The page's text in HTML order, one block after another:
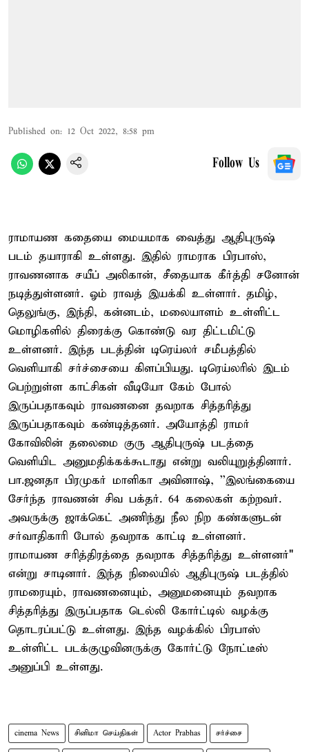
Published on: 12 Oct 2022, 8:58 pm
Follow Us
ராமாயண கதையை மையமாக வைத்து ஆதிபுருஷ்
படம் தயாராகி உள்ளது. இதில் ராமராக பிரபாஸ்,
ராவணனாக சயீப் அலிகான், சீதையாக கீர்த்தி சனோன்
நடித்துள்ளனர். ஓம் ராவத் இயக்கி உள்ளார். தமிழ்,
தெலுங்கு, இந்தி, கன்னடம், மலையாளம் உள்ளிட்ட
மொழிகளில் திரைக்கு கொண்டு வர திட்டமிட்டு
உள்ளனர். இந்த படத்தின் டிரெய்லர் சமீபத்தில்
வெளியாகி சர்ச்சையை கிளப்பியது. டிரெய்லரில் இடம்
பெற்றுள்ள காட்சிகள் வீடியோ கேம் போல்
இருப்பதாகவும் ராவணனை தவறாக சித்தரித்து
இருப்பதாகவும் கண்டித்தனர். அயோத்தி ராமர்
கோவிலின் தலைமை குரு ஆதிபுருஷ் படத்தை
வெளியிட அனுமதிக்கக்கூடாது என்று வலியுறுத்தினார்.
பா.ஜனதா பிரமுகர் மாளிகா அவினாஷ், ''இலங்கையை
சேர்ந்த ராவணன் சிவ பக்தர். 64 கலைகள் கற்றவர்.
அவருக்கு ஜாக்கெட் அணிந்து நீல நிற கண்களுடன்
சர்வாதிகாரி போல் தவறாக காட்டி உள்ளனர்.
ராமாயண சரித்திரத்தை தவறாக சித்தரித்து உள்ளனர்"
என்று சாடினார். இந்த நிலையில் ஆதிபுருஷ் படத்தில்
ராமரையும், ராவணனையும், அனுமனையும் தவறாக
சித்தரித்து இருப்பதாக டெல்லி கோர்ட்டில் வழக்கு
தொடரப்பட்டு உள்ளது. இந்த வழக்கில் பிரபாஸ்
உள்ளிட்ட படக்குழுவினருக்கு கோர்ட்டு நோட்டீஸ்
அனுப்பி உள்ளது.
cinema News சினிமா செய்திகள் Actor Prabhas சர்ச்சை